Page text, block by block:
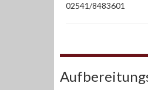
02541/8483601